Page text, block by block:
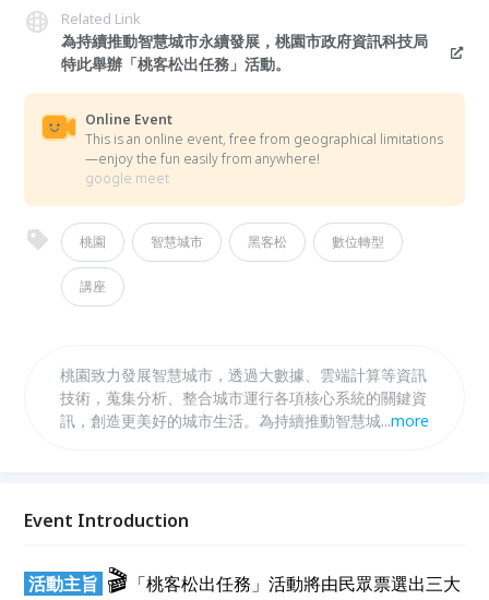
Related Link
為持續推動智慧城市永續發展，桃園市政府資訊科技局
特此舉辦「桃客松出任務」活動。
Online Event
This is an online event, free from geographical limitations
—enjoy the fun easily from anywhere!
google meet
桃園 智慧城市 黑客松 數位轉型
講座
桃園致力發展智慧城市，透過大數據、雲端計算等資訊
技術，蒐集分析、整合城市運行各項核心系統的關鍵資
訊，創造更美好的城市生活。為持續推動智慧城市永續
...more
Event Introduction
活動主旨 🎬 「桃客松出任務」活動將由民眾票選出三大